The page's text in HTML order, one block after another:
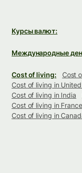
Курсы валют:
Международные
Cost of living:
Cost
Cost of living in
Cost of living in India
Cost of living in France
Cost of living in